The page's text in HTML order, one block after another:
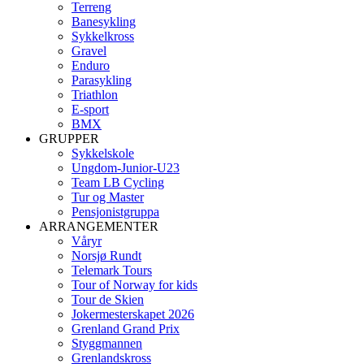
Terreng
Banesykling
Sykkelkross
Gravel
Enduro
Parasykling
Triathlon
E-sport
BMX
GRUPPER
Sykkelskole
Ungdom-Junior-U23
Team LB Cycling
Tur og Master
Pensjonistgruppa
ARRANGEMENTER
Våryr
Norsjø Rundt
Telemark Tours
Tour of Norway for kids
Tour de Skien
Jokermesterskapet 2026
Grenland Grand Prix
Styggmannen
Grenlandskross